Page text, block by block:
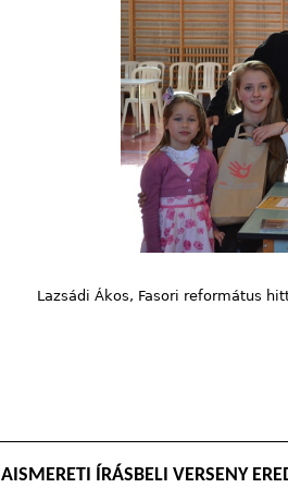
Lazsádi Ákos, Fasori református
ÍRÁSBELI VERSENY